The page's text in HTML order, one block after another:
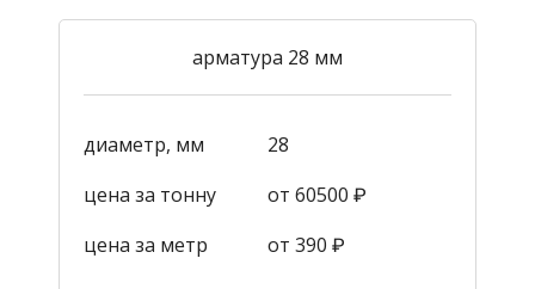
арматура 28 мм
диаметр, мм
28
цена за тонну
от 60500 ₽
цена за метр
от 390 ₽